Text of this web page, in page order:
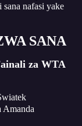
nafasi yake
SANA
za WTA
Amanda